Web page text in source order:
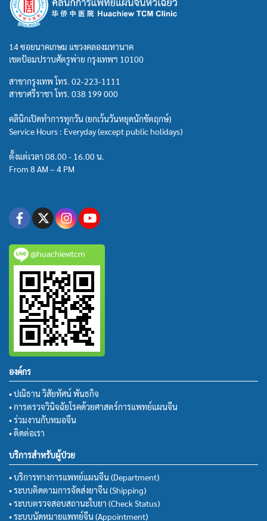
14 ซอยนาคเกษม แขวงคลองมหานาค
เขตป้อมปราบศัตรูพ่าย กรุงเทพฯ 10100
สาขากรุงเทพ โทร. 02-223-1111
สาขาศรีราชา โทร. 038 199 000
คลินิกเปิดทำการทุกวัน (ยกเว้นวันหยุดนักขัตฤกษ์)
Service Hours : Everyday (except public holidays)
ตั้งแต่เวลา 08.00 - 16.00 น.
From 8 AM – 4 PM
@huachiewtcm
องค์กร
• ปณิธาน วิสัยทัศน์ พันธกิจ
• การตรวจวินิจฉัยโรคด้วยศาสตร์การแพทย์แผนจีน
• ร่วมงานกับหมอจีน
• ติดต่อเรา
บริการสำหรับผู้ป่วย
• บริการทางการแพทย์แผนจีน (Department)
• ระบบติดตามการจัดส่งยาจีน (Shipping)
• ระบบตรวจสอบสถานะใบยา (Check Status)
• ระบบนัดหมายแพทย์จีน (Appointment)